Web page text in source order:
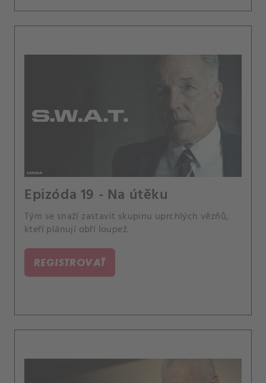
Epizóda 19 - Na útěku
Tým se snaží zastavit skupinu uprchlých vězňů,
kteří plánují obří loupež.
REGISTROVAŤ